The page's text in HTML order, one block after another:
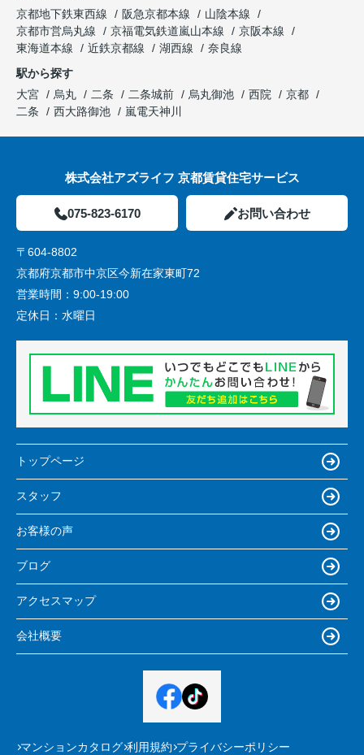
京都地下鉄東西線
阪急京都本線
山陰本線
京都市営烏丸線
京福電気鉄道嵐山本線
京阪本線
東海道本線
近鉄京都線 湖西線
奈良線
駅から探す
大宮
烏丸 二条 二条城前 烏丸御池 西院
京都
二条
西大路御池 嵐電天神川
株式会社アズライフ 京都賃貸住宅サービス
075-823-6170 お問い合わせ
〒604-8802
京都府京都市中京区今新在家東町72
営業時間： 9:00-19:00
定休日： 水曜日
トップページ
スタッフ
お客様の声
ブログ
アクセスマップ
会社概要
マンションカタログ 利用規約 プライバシーポリシー